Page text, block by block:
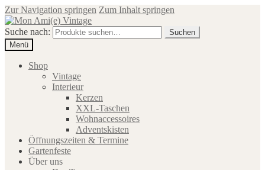
Zur Navigation springen Zum Inhalt springen
Suche nach:
Suchen
Menü
Shop
Vintage
Interieur
Kerzen
XXL-Taschen
Wohnaccessoires
Adventskisten
Öffnungszeiten & Termine
Gartenfeste
Über uns